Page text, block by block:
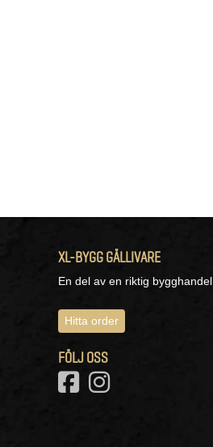
XL-BYGG GÄLLIVARE
En del av en riktig bygghandel
Hitta order
FÖLJ OSS